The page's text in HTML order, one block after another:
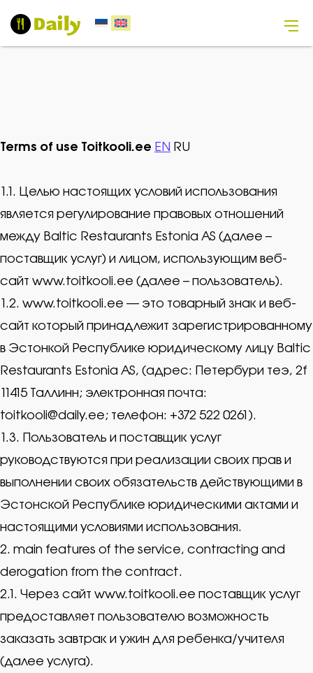
Terms of use Toitkooli.ee EN RU
1.1. Целью настоящих условий использования
является регулирование правовых отношений
между Baltic Restaurants Estonia AS (далее –
поставщик услуг) и лицом, использующим веб-
сайт www.toitkooli.ee (далее – пользователь).
1.2. www.toitkooli.ee — это товарный знак и веб-
сайт который принадлежит зарегистрированному
в Эстонкой Республике юридическому лицу Baltic
Restaurants Estonia AS, (адрес: Петербури теэ, 2f
11415 Таллинн; электронная почта:
toitkooli@daily.ee; телефон: +372 522 0261).
1.3. Пользователь и поставщик услуг
руководствуются при реализации своих прав и
выполнении своих обязательств действующими в
Эстонской Республике юридическими актами и
настоящими условиями использования.
2. main features of the service, contracting and
derogation from the contract.
2.1. Через сайт www.toitkooli.ee поставщик услуг
предоставляет пользователю возможность
заказать завтрак и ужин для ребенка/учителя
(далее услуга).